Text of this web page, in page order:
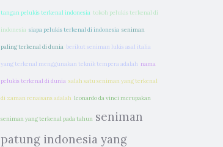
tangan pelukis terkenal indonesia tokoh pelukis terkenal di
indonesia siapa pelukis terkenal di indonesia seniman
paling terkenal di dunia berikut seniman lukis asal italia
yang terkenal menggunakan teknik tempera adalah nama
pelukis terkenal di dunia salah satu seniman yang terkenal
di zaman renaisans adalah leonardo da vinci merupakan
seniman yang terkenal pada tahun seniman
patung indonesia yang